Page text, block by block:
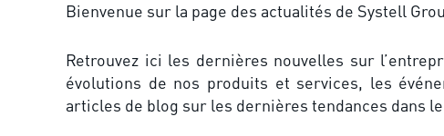
Bienvenue sur la page des actualités de Systell
Retrouvez ici les dernières nouvelles sur
évolutions de nos produits et services, les
articles de blog sur les dernières tendances dans le